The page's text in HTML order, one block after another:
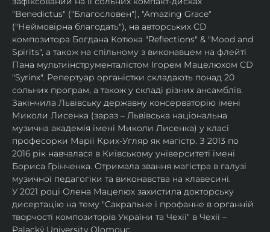
"Benedictus" ("Благословен"), "Amazing Grace"
("Неймовірна благодать"), на авторських CD
композитора Богдана Котюка "Reflections" & "Mood and
Spirits", а також на спільному з виконавцем на флейті
Пана мультиінструменталістом Ігорем Мацелюхом CD
"Syrinx". Репертуар органістки складають понад 20
сольних програм, а також у складі різних ансамблів.
Закінчила Львівську державну консерваторію імені
Миколи Лисенка (зараз – Львівська національна
музична академія імені Миколи Лисенка) у класі
професорки Марії Крих-Угляр як магістр. З 2013 по
2016 рік навчалася в Київському університеті імені
Бориса Грінченка. Отримала звання магістра в галузі
музичної педагогіки та виконавства на клавесині.
У 2021 році Олена Мацелюх захистила докторську
дисертацію на тему "Сакральне і профанне в органній
творчості композиторів України та Чехії" в Чехії –
Palacký University Olomouc.